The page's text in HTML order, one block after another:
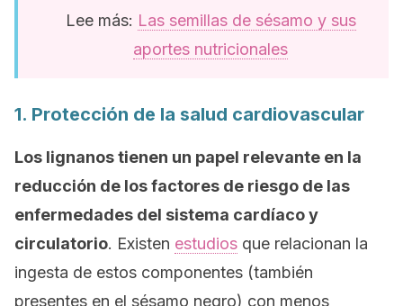
Lee más: Las semillas de sésamo y sus
aportes nutricionales
1. Protección de la salud cardiovascular
Los lignanos tienen un papel relevante en la
reducción de los factores de riesgo de las
enfermedades del sistema cardíaco y
circulatorio. Existen estudios que relacionan la
ingesta de estos componentes (también
presentes en el sésamo negro) con menos